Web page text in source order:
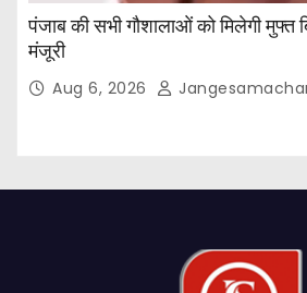
पंजाब की सभी गौशालाओं को मिलेगी मुफ्त
मंजूरी
Aug 6, 2026